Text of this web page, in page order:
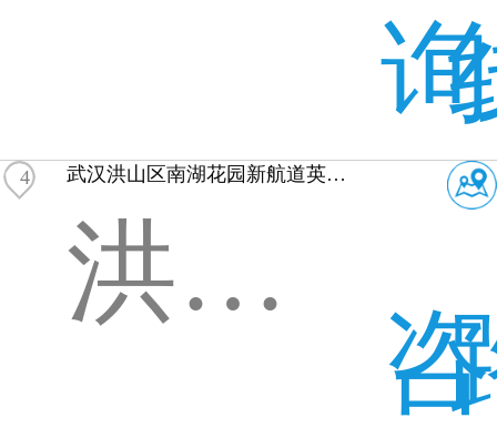
询
4 武汉洪山区南湖花园新航道英语培训
洪山区南湖花园温馨苑恒安路瑞安街交叉路口（瑞安街73号）
咨